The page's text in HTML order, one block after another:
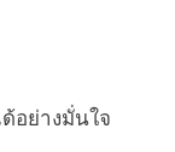
อย่างมั่นใจ